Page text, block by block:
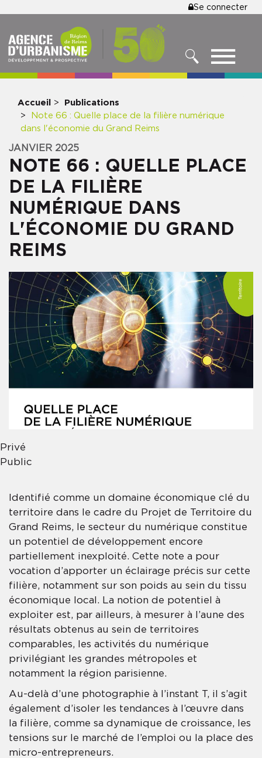
contenu
principal
MENU
DE
Se connecter
MENU
Accueil Publications
Note 66 : Quelle place de la filière numérique
dans l'économie du Grand Reims
JANVIER 2025
NOTE 66 : QUELLE PLACE
DE LA FILIÈRE
NUMÉRIQUE DANS
L'ÉCONOMIE DU GRAND
REIMS
Privé
Public
Identifié comme un domaine économique clé du
territoire dans le cadre du Projet de Territoire du
Grand Reims, le secteur du numérique constitue
un potentiel de développement encore
partiellement inexploité. Cette note a pour
vocation d’apporter un éclairage précis sur cette
filière, notamment sur son poids au sein du tissu
économique local. La notion de potentiel à
exploiter est, par ailleurs, à mesurer à l’aune des
résultats obtenus au sein de territoires
comparables, les activités du numérique
privilégiant les grandes métropoles et
notamment la région parisienne.
Au-delà d’une photographie à l’instant T, il s’agit
également d’isoler les tendances à l’œuvre dans
la filière, comme sa dynamique de croissance, les
tensions sur le marché de l’emploi ou la place des
micro-entrepreneurs.